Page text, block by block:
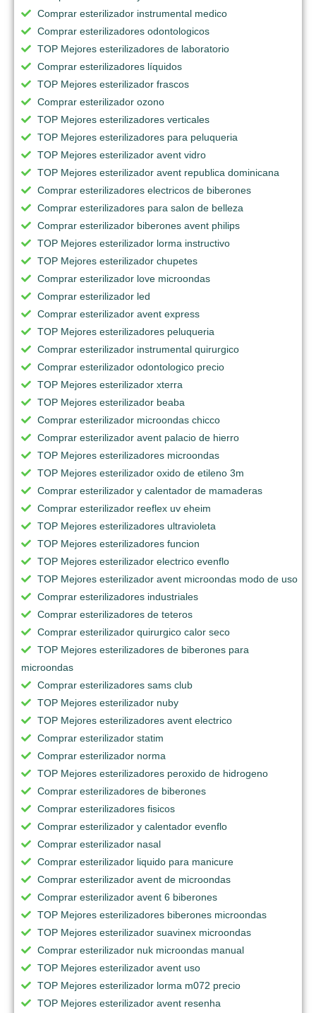
Comprar esterilizador instrumental medico
Comprar esterilizadores odontologicos
TOP Mejores esterilizadores de laboratorio
Comprar esterilizadores líquidos
TOP Mejores esterilizador frascos
Comprar esterilizador ozono
TOP Mejores esterilizadores verticales
TOP Mejores esterilizadores para peluqueria
TOP Mejores esterilizador avent vidro
TOP Mejores esterilizador avent republica dominicana
Comprar esterilizadores electricos de biberones
Comprar esterilizadores para salon de belleza
Comprar esterilizador biberones avent philips
TOP Mejores esterilizador lorma instructivo
TOP Mejores esterilizador chupetes
Comprar esterilizador love microondas
Comprar esterilizador led
Comprar esterilizador avent express
TOP Mejores esterilizadores peluqueria
Comprar esterilizador instrumental quirurgico
Comprar esterilizador odontologico precio
TOP Mejores esterilizador xterra
TOP Mejores esterilizador beaba
Comprar esterilizador microondas chicco
Comprar esterilizador avent palacio de hierro
TOP Mejores esterilizadores microondas
TOP Mejores esterilizador oxido de etileno 3m
Comprar esterilizador y calentador de mamaderas
Comprar esterilizador reeflex uv eheim
TOP Mejores esterilizadores ultravioleta
TOP Mejores esterilizadores funcion
TOP Mejores esterilizador electrico evenflo
TOP Mejores esterilizador avent microondas modo de uso
Comprar esterilizadores industriales
Comprar esterilizadores de teteros
Comprar esterilizador quirurgico calor seco
TOP Mejores esterilizadores de biberones para
microondas
Comprar esterilizadores sams club
TOP Mejores esterilizador nuby
TOP Mejores esterilizadores avent electrico
Comprar esterilizador statim
Comprar esterilizador norma
TOP Mejores esterilizadores peroxido de hidrogeno
Comprar esterilizadores de biberones
Comprar esterilizadores fisicos
Comprar esterilizador y calentador evenflo
Comprar esterilizador nasal
Comprar esterilizador liquido para manicure
Comprar esterilizador avent de microondas
Comprar esterilizador avent 6 biberones
TOP Mejores esterilizadores biberones microondas
TOP Mejores esterilizador suavinex microondas
Comprar esterilizador nuk microondas manual
TOP Mejores esterilizador avent uso
TOP Mejores esterilizador lorma m072 precio
TOP Mejores esterilizador avent resenha